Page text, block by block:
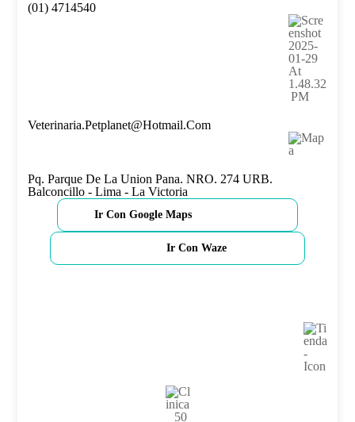
(01) 4714540
Veterinaria.petplanet@hotmail.com
Pq. Parque De La Union Pana. NRO. 274 URB.
Balconcillo - Lima - La Victoria
Ir Con Google Maps
Ir Con Waze